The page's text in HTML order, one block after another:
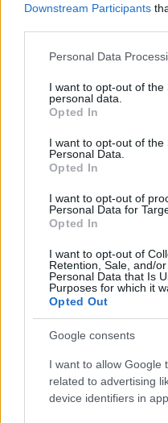
Downstream Participants
Please note that this
not limited to your visit or
grant or deny consent to
use your data for below
consent section.
Personal Data
I want to opt-out of the
personal data.
Opted In
I want to opt-out of the
Personal Data.
Opted In
I want to opt-out of
Personal Data for
Opted In
I want to opt-out of
Retention, Sale, and/
Personal Data that Is
Purposes for which it
Opted Out
Google consents
I want to allow Google
related to advertising
device identifiers in
6. Avar borítás
Ha a fa falak
avarborítás felhordását.
vagy egy sátorlapot
minél vastagabban
lábbal összesöpörjük a
és annak helyére le
méteres környezetből
leveleket, és az így
a poncsóra. A poncsó
két ember könnyedén
avart. Borítsuk a